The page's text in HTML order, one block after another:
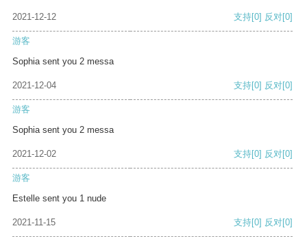
2021-12-12 支持[0] 反对[0]
游客
Sophia sent you 2 messa
2021-12-04 支持[0] 反对[0]
游客
Sophia sent you 2 messa
2021-12-02 支持[0] 反对[0]
游客
Estelle sent you 1 nude
2021-11-15 支持[0] 反对[0]